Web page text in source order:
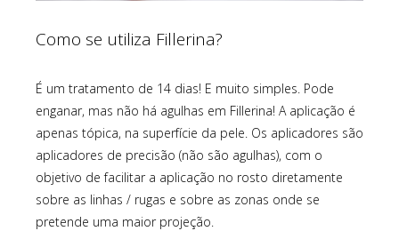
Como se utiliza Fillerina?
É um tratamento de 14 dias! E muito simples. Pode
enganar, mas não há agulhas em Fillerina! A aplicação é
apenas tópica, na superfície da pele. Os aplicadores são
aplicadores de precisão (não são agulhas), com o
objetivo de facilitar a aplicação no rosto diretamente
sobre as linhas / rugas e sobre as zonas onde se
pretende uma maior projeção.